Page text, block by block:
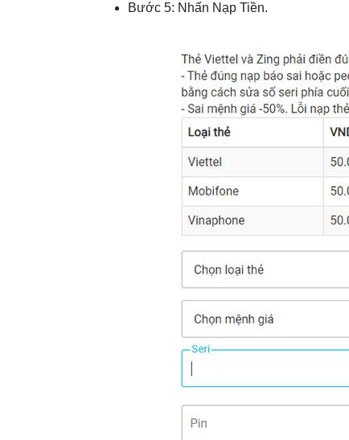
Bước 5: Nhấn Nạp Tiền.